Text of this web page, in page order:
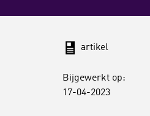
artikel
Bijgewerkt op:
17-04-2023